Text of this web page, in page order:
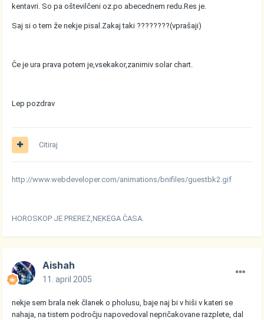
kentavri. So pa oštevilčeni oz.po abecednem redu.Res je.
Saj si o tem že nekje pisal.Zakaj taki ????????(vprašaji)
Če je ura prava potem je,vsekakor,zanimiv solar chart.
Lep pozdrav
Citiraj
http://www.webdeveloper.com/animations/bnifiles/guestbk2.gif
HOROSKOP JE PREREZ,NEKEGA ČASA.
Aishah
11. april 2005
nekje sem brala nek članek o pholusu, baje naj bi v hiši v kateri se
nahaja, na tistem področju napovedoval nepričakovane razplete, dal